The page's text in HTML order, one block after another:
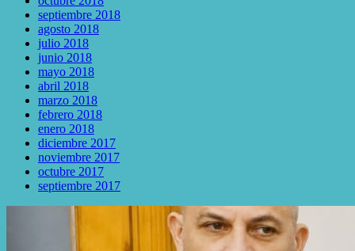
septiembre 2018
agosto 2018
julio 2018
junio 2018
mayo 2018
abril 2018
marzo 2018
febrero 2018
enero 2018
diciembre 2017
noviembre 2017
octubre 2017
septiembre 2017